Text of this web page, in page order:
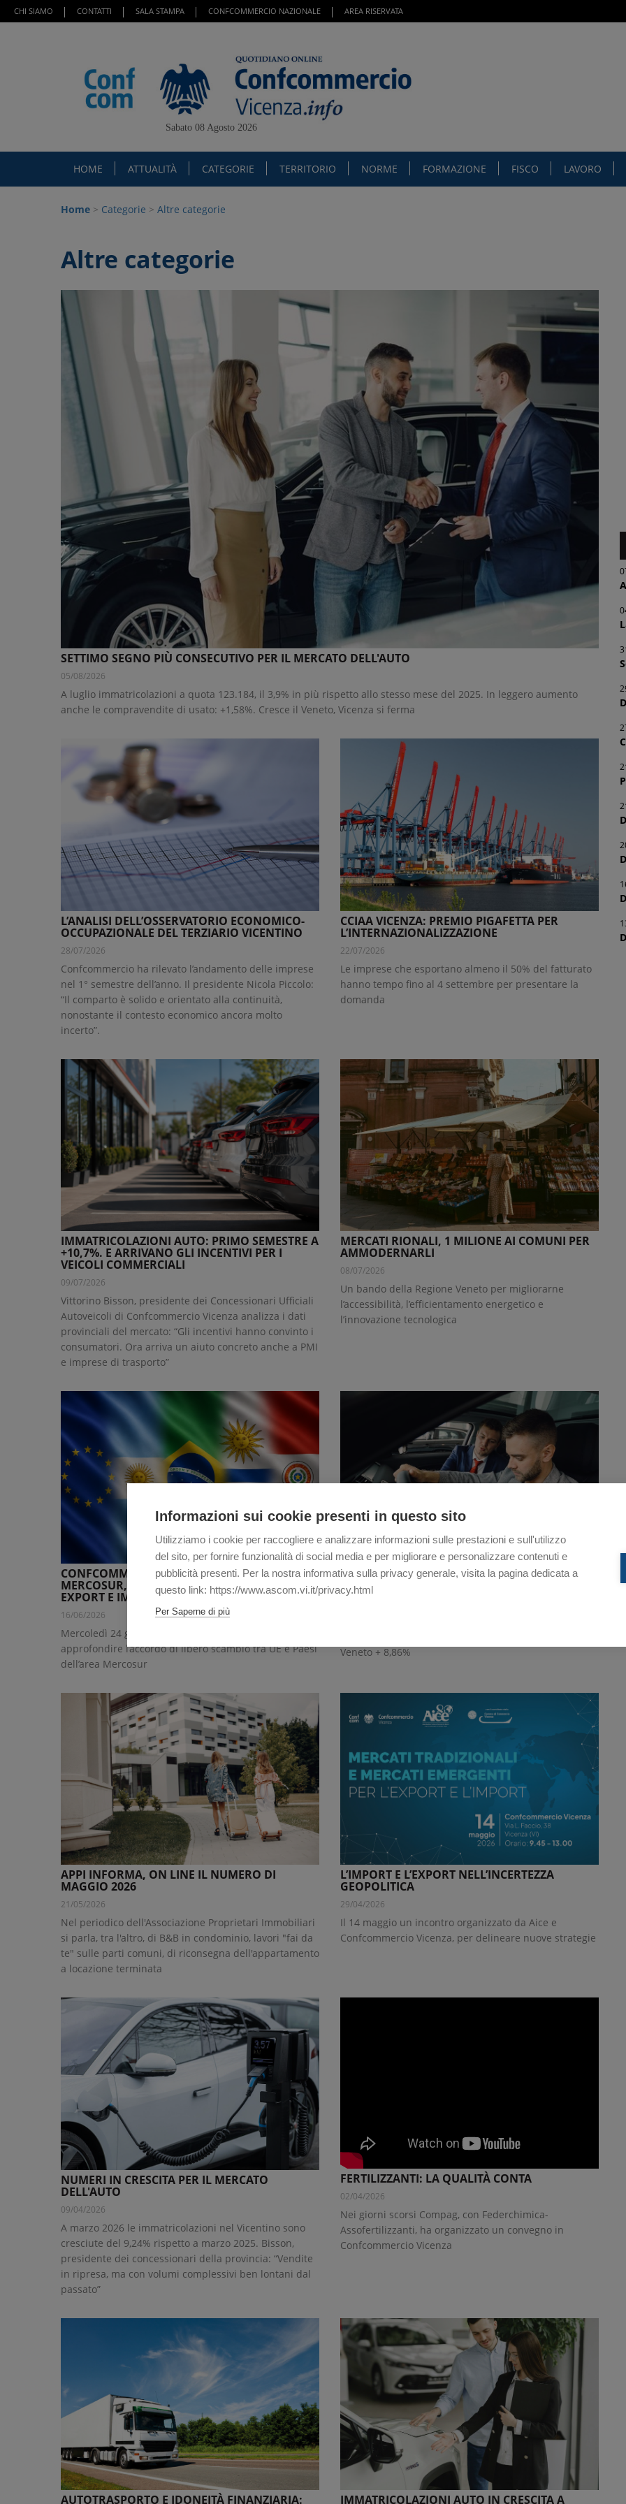
CHI SIAMO CONTATTI SALA STAMPA CONFCOMMERCIO NAZIONALE AREA RISERVATA
Sabato 08 Agosto 2026
HOME ATTUALITÀ CATEGORIE TERRITORIO NORME FORMAZIONE FISCO LAVORO
Home > Categorie > Altre categorie
Altre categorie
SETTIMO SEGNO PIÙ CONSECUTIVO PER IL MERCATO DELL'AUTO
05/08/2026
A luglio immatricolazioni a quota 123.184, il 3,9% in più rispetto allo stesso mese del 2025. In leggero aumento
anche le compravendite di usato: +1,58%. Cresce il Veneto, Vicenza si ferma
L’ANALISI DELL’OSSERVATORIO ECONOMICO-
OCCUPAZIONALE DEL TERZIARIO VICENTINO
28/07/2026
Confcommercio ha rilevato l’andamento delle imprese
nel 1° semestre dell’anno. Il presidente Nicola Piccolo:
“Il comparto è solido e orientato alla continuità,
nonostante il contesto economico ancora molto
incerto”.
CCIAA VICENZA: PREMIO PIGAFETTA PER
L’INTERNAZIONALIZZAZIONE
22/07/2026
Le imprese che esportano almeno il 50% del fatturato
hanno tempo fino al 4 settembre per presentare la
domanda
IMMATRICOLAZIONI AUTO: PRIMO SEMESTRE A
+10,7%. E ARRIVANO GLI INCENTIVI PER I
VEICOLI COMMERCIALI
09/07/2026
Vittorino Bisson, presidente dei Concessionari Ufficiali
Autoveicoli di Confcommercio Vicenza analizza i dati
provinciali del mercato: “Gli incentivi hanno convinto i
consumatori. Ora arriva un aiuto concreto anche a PMI
e imprese di trasporto”
MERCATI RIONALI, 1 MILIONE AI COMUNI PER
AMMODERNARLI
08/07/2026
Un bando della Regione Veneto per migliorarne
l’accessibilità, l’efficientamento energetico e
l’innovazione tecnologica
CONFCOMMERCIO VICENZA: WEBINAR SUL
MERCOSUR, NUOVE OPPORTUNITÀ PER
EXPORT E IMPORT ITALIANO
16/06/2026
Mercoledì 24 giugno 2026 un incontro online per
approfondire l’accordo di libero scambio tra UE e Paesi
dell’area Mercosur
QUINTO SEGNO PIÙ CONSECUTIVO PER IL
MERCATO DELL'AUTO
Veneto + 8,86%
APPI INFORMA, ON LINE IL NUMERO DI
MAGGIO 2026
21/05/2026
Nel periodico dell'Associazione Proprietari Immobiliari
si parla, tra l'altro, di B&B in condominio, lavori "fai da
te" sulle parti comuni, di riconsegna dell'appartamento
a locazione terminata
L’IMPORT E L’EXPORT NELL’INCERTEZZA
GEOPOLITICA
29/04/2026
Il 14 maggio un incontro organizzato da Aice e
Confcommercio Vicenza, per delineare nuove strategie
NUMERI IN CRESCITA PER IL MERCATO
DELL'AUTO
09/04/2026
A marzo 2026 le immatricolazioni nel Vicentino sono
cresciute del 9,24% rispetto a marzo 2025. Bisson,
presidente dei concessionari della provincia: “Vendite
in ripresa, ma con volumi complessivi ben lontani dal
passato”
FERTILIZZANTI: LA QUALITÀ CONTA
02/04/2026
Nei giorni scorsi Compag, con Federchimica-
Assofertilizzanti, ha organizzato un convegno in
Confcommercio Vicenza
AUTOTRASPORTO E IDONEITÀ FINANZIARIA: IMMATRICOLAZIONI AUTO IN CRESCITA A
Informazioni sui cookie presenti in questo sito
Utilizziamo i cookie per raccogliere e analizzare informazioni sulle prestazioni e sull'utilizzo
del sito, per fornire funzionalità di social media e per migliorare e personalizzare contenuti e
pubblicità presenti. Per la nostra informativa sulla privacy generale, visita la pagina dedicata a
questo link: https://www.ascom.vi.it/privacy.html
Per Saperne di più